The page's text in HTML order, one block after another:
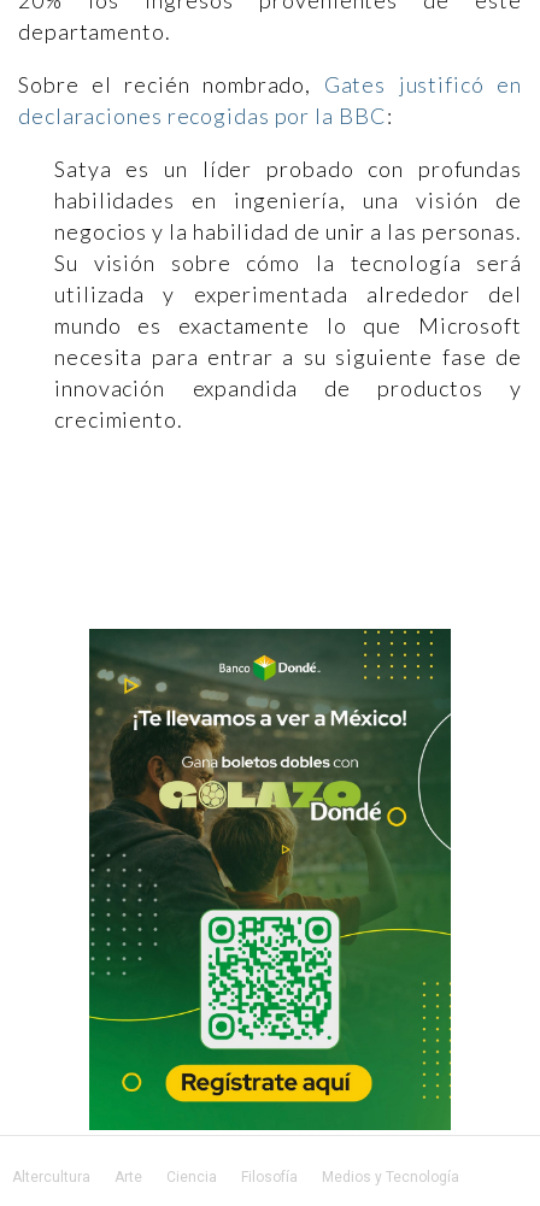
departamento.
Sobre el recién nombrado, Gates justificó en
declaraciones recogidas por la BBC:
Satya es un líder probado con profundas
habilidades en ingeniería, una visión de
negocios y la habilidad de unir a las personas.
Su visión sobre cómo la tecnología será
utilizada y experimentada alrededor del
mundo es exactamente lo que Microsoft
necesita para entrar a su siguiente fase de
innovación expandida de productos y
crecimiento.
Altercultura Arte Ciencia Filosofía Medios y Tecnología